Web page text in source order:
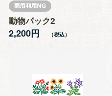
動物パック2
2,200円